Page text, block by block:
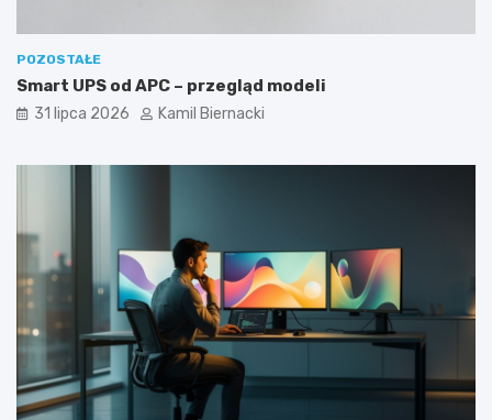
POZOSTAŁE
Smart UPS od APC – przegląd modeli
31 lipca 2026 Kamil Biernacki